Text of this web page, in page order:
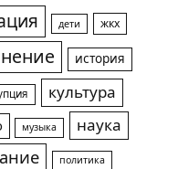
дети жкх
история
культура
музыка
наука
политика